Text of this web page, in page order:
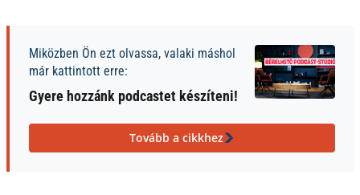
Miközben Ön ezt olvassa, valaki máshol
már kattintott erre:
Gyere hozzánk podcastet készíteni!
Tovább a cikkhez